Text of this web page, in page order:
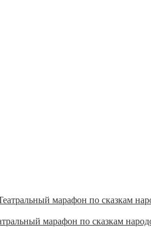
марафон по сказкам